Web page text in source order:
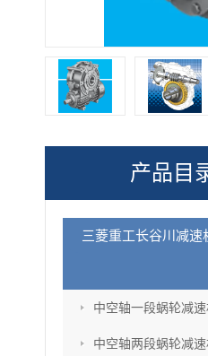
产品目
三菱重工长谷川减速
中空轴一段蜗轮减
中空轴两段蜗轮减